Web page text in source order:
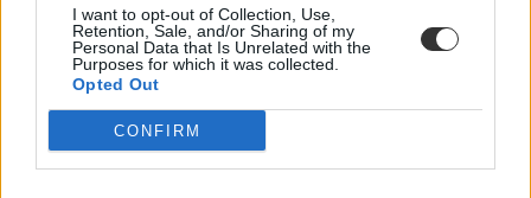
I want to opt-out of Collection, Use,
Retention, Sale, and/or Sharing of my
Personal Data that Is Unrelated with the
Purposes for which it was collected.
Opted Out
CONFIRM
érettségi 2026
mozgóképkultúra és médiaismeret
metu
matekérettségi